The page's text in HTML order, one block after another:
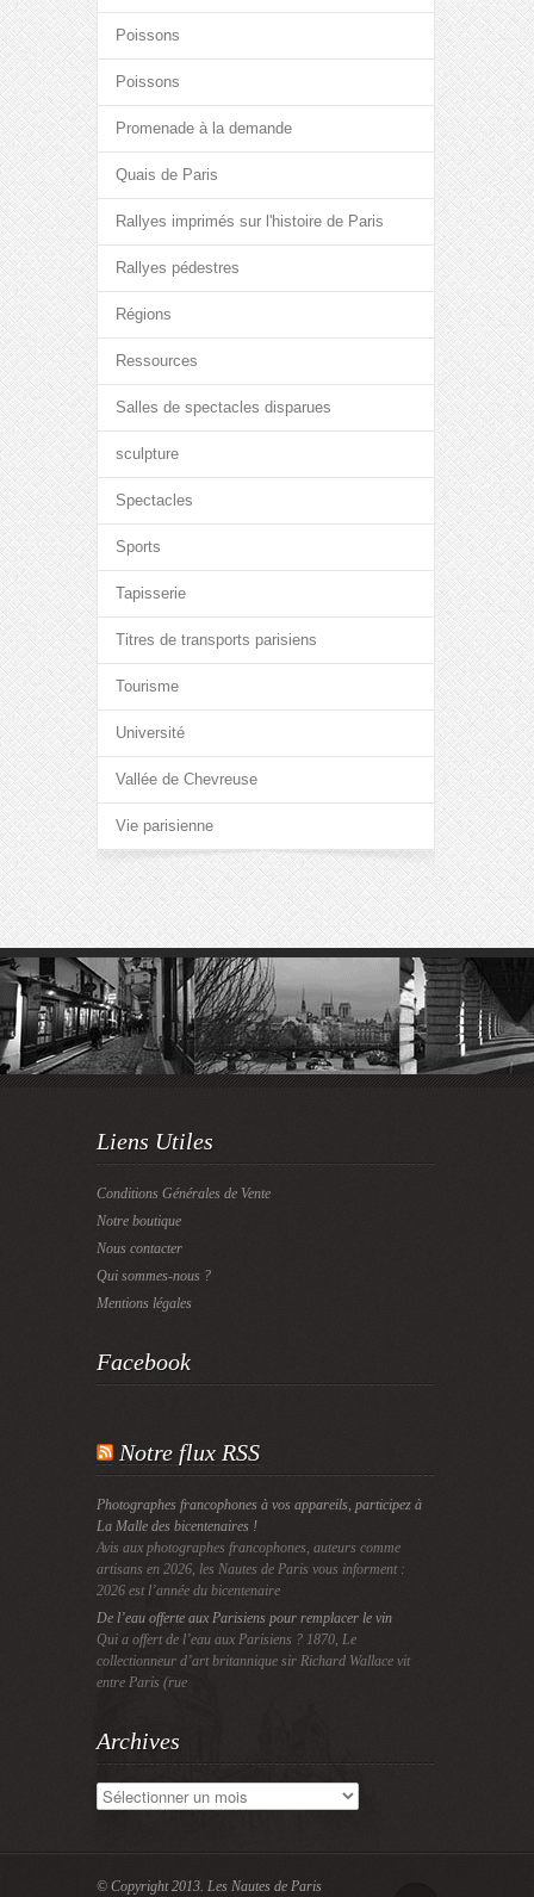
Poissons
Poissons
Promenade à la demande
Quais de Paris
Rallyes imprimés sur l'histoire de Paris
Rallyes pédestres
Régions
Ressources
Salles de spectacles disparues
sculpture
Spectacles
Sports
Tapisserie
Titres de transports parisiens
Tourisme
Université
Vallée de Chevreuse
Vie parisienne
Liens Utiles
Conditions Générales de Vente
Notre boutique
Nous contacter
Qui sommes-nous ?
Mentions légales
Facebook
Notre flux RSS
Photographes francophones à vos appareils, participez à
La Malle des bicentenaires !
Avis aux photographes francophones, auteurs comme
artisans en 2026, les Nautes de Paris vous informent :
2026 est l’année du bicentenaire
De l’eau offerte aux Parisiens pour remplacer le vin
Qui a offert de l’eau aux Parisiens ? 1870, Le
collectionneur d’art britannique sir Richard Wallace vit
entre Paris (rue
Archives
Archives
© Copyright 2013. Les Nautes de Paris